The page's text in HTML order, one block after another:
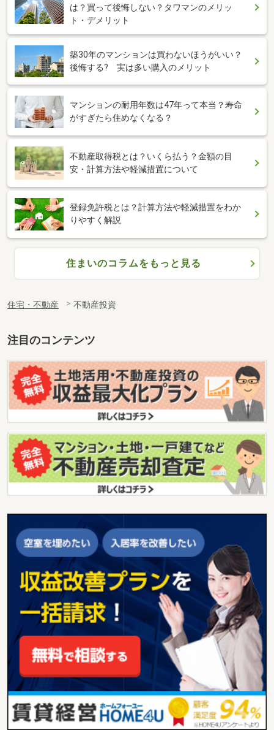
は？買って後悔しない？タワマンのメリッ
ト・デメリット
築30年のマンションは買わないほうがいい？
後悔する? 実は多い購入のメリット
マンションの耐用年数は47年って本当？寿命
がすぎたら住めなくなる？
不動産取得税とは？いくら払う？金額の目
安・計算方法や軽減措置について
登録免許税とは？計算方法や軽減措置をわか
りやすく解説
住まいのコラムをもっと見る
住宅・不動産 不動産投資
注目のコンテンツ